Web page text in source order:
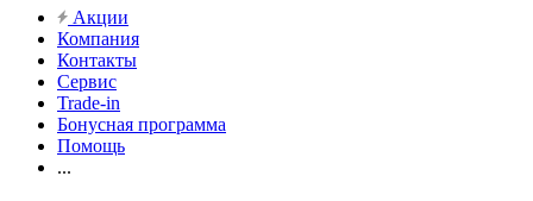
Акции
Компания
Контакты
Сервис
Trade-in
Бонусная программа
Помощь
...